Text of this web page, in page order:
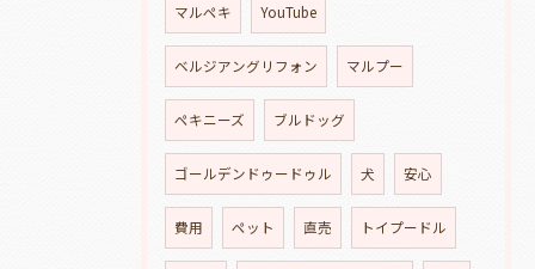
マルペキ YouTube
ベルジアングリフォン マルプー
ペキニーズ ブルドッグ
ゴールデンドゥードゥル 犬 安心
費用 ペット 直売 トイプードル